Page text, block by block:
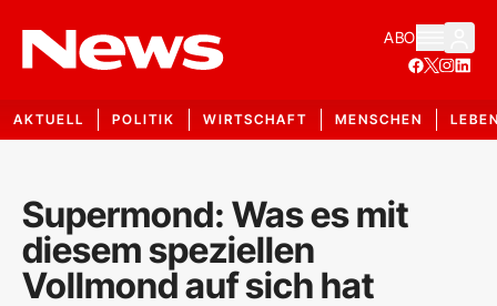
ABO
AKTUELL POLITIK WIRTSCHAFT MENSCHEN
Supermond: Was es mit
diesem speziellen
Vollmond auf sich hat